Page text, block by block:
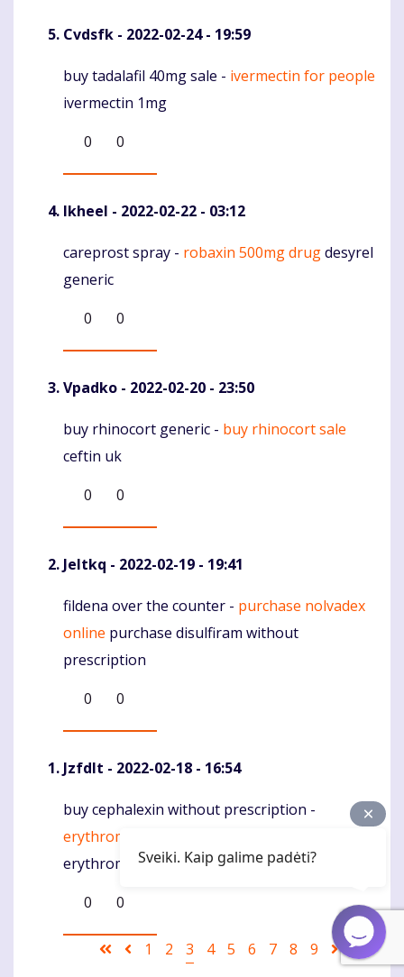
Cvdsfk - 2022-02-24 - 19:59
Komentaras
buy tadalafil 40mg sale - ivermectin for people
ivermectin 1mg
0
0
Ikheel - 2022-02-22 - 03:12
Komentaras
careprost spray - robaxin 500mg drugdesyrel
generic
0
0
Vpadko - 2022-02-20 - 23:50
Komentaras
buy rhinocort generic - buy rhinocort sale
ceftin uk
0
0
Jeltkq - 2022-02-19 - 19:41
Komentaras
fildena over the counter - purchase nolvadex
online purchase disulfiram without
prescription
0
0
Jzfdlt - 2022-02-18 - 16:54
Komentaras
buy cephalexin without prescription -
erythromycin 250mg for sale
erythromycin 500mg generic
0
0
Pagination
First Ankstesnis
Puslapis
1 Puslapis
2
Current
3 Puslapis
4 Puslapis
5 Puslapis
6 Puslapis
7 Puslapis
8 Puslapis
9
Sekantis
Last
Sveiki. Kaip galime padėti?